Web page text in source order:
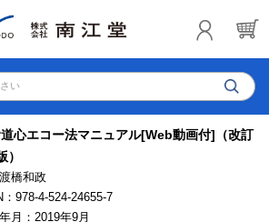
い
心エコー法マニュアル[Web動画付]（改訂
）
橋和政
：978-4-524-24655-7
月：2019年9月